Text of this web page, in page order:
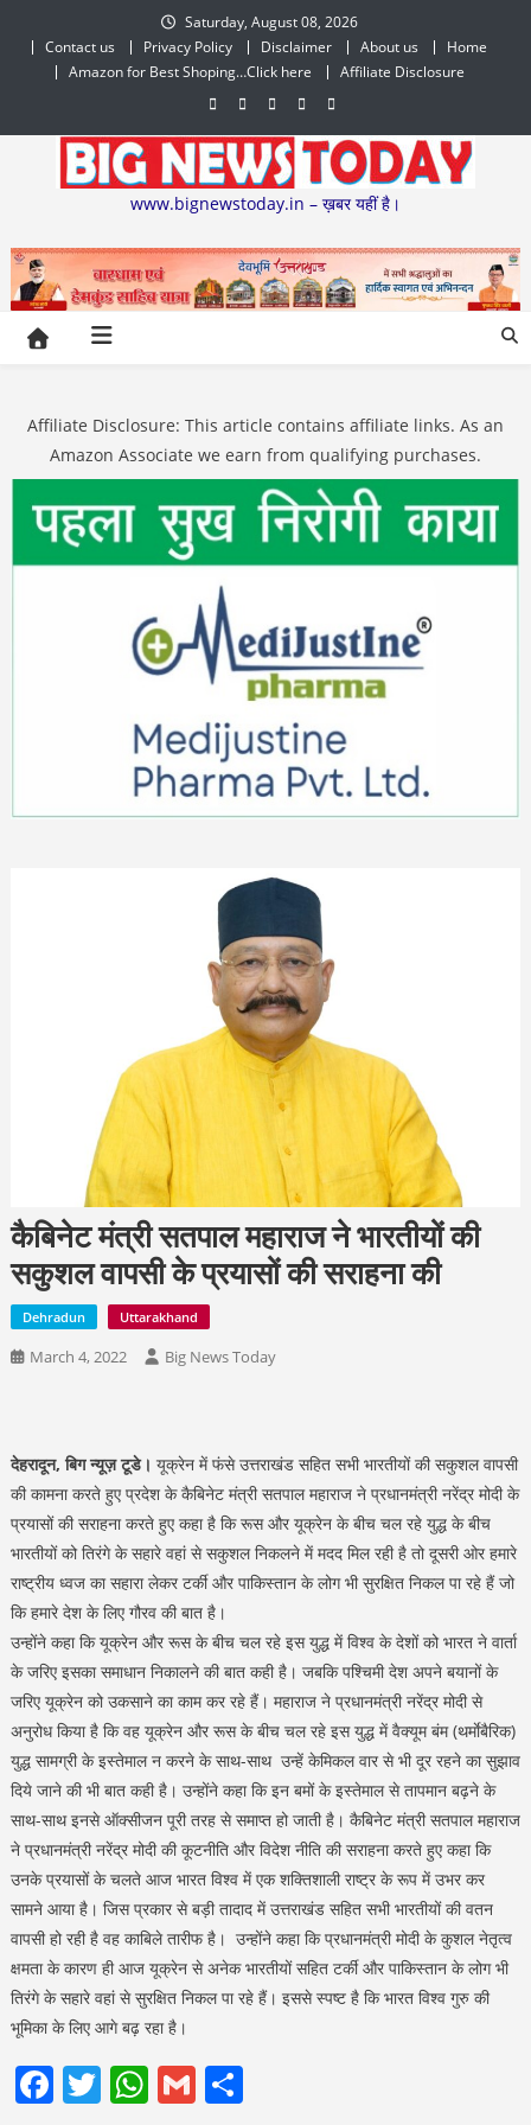
content
Saturday, August 08, 2026
Contact us
Privacy Policy Disclaimer About us
Home
Amazon for Best Shoping…Click here
Affiliate Disclosure
www.bignewstoday.in – ख़बर यहीं है।
Affiliate Disclosure: This article contains affiliate links. As an
Amazon Associate we earn from qualifying purchases.
कैबिनेट मंत्री सतपाल महाराज ने भारतीयों की
सकुशल वापसी के प्रयासों की सराहना की
Dehradun Uttarakhand
March 4, 2022 Big News Today
देहरादून, बिग न्यूज़ टूडे। यूक्रेन में फंसे उत्तराखंड सहित सभी भारतीयों की सकुशल वापसी
की कामना करते हुए प्रदेश के कैबिनेट मंत्री सतपाल महाराज ने प्रधानमंत्री नरेंद्र मोदी के
प्रयासों की सराहना करते हुए कहा है कि रूस और यूक्रेन के बीच चल रहे युद्ध के बीच
भारतीयों को तिरंगे के सहारे वहां से सकुशल निकलने में मदद मिल रही है तो दूसरी ओर हमारे
राष्ट्रीय ध्वज का सहारा लेकर टर्की और पाकिस्तान के लोग भी सुरक्षित निकल पा रहे हैं जो
कि हमारे देश के लिए गौरव की बात है।
उन्होंने कहा कि यूक्रेन और रूस के बीच चल रहे इस युद्ध में विश्व के देशों को भारत ने वार्ता
के जरिए इसका समाधान निकालने की बात कही है। जबकि पश्चिमी देश अपने बयानों के
जरिए यूक्रेन को उकसाने का काम कर रहे हैं। महाराज ने प्रधानमंत्री नरेंद्र मोदी से
अनुरोध किया है कि वह यूक्रेन और रूस के बीच चल रहे इस युद्ध में वैक्यूम बंम (थर्माेबैरिक)
युद्ध सामग्री के इस्तेमाल न करने के साथ-साथ उन्हें केमिकल वार से भी दूर रहने का सुझाव
दिये जाने की भी बात कही है। उन्होंने कहा कि इन बमों के इस्तेमाल से तापमान बढ़ने के
साथ-साथ इनसे ऑक्सीजन पूरी तरह से समाप्त हो जाती है। कैबिनेट मंत्री सतपाल महाराज
ने प्रधानमंत्री नरेंद्र मोदी की कूटनीति और विदेश नीति की सराहना करते हुए कहा कि
उनके प्रयासों के चलते आज भारत विश्व में एक शक्तिशाली राष्ट्र के रूप में उभर कर
सामने आया है। जिस प्रकार से बड़ी तादाद में उत्तराखंड सहित सभी भारतीयों की वतन
वापसी हो रही है वह काबिले तारीफ है। उन्होंने कहा कि प्रधानमंत्री मोदी के कुशल नेतृत्व
क्षमता के कारण ही आज यूक्रेन से अनेक भारतीयों सहित टर्की और पाकिस्तान के लोग भी
तिरंगे के सहारे वहां से सुरक्षित निकल पा रहे हैं। इससे स्पष्ट है कि भारत विश्व गुरु की
भूमिका के लिए आगे बढ़ रहा है।
Facebook
Twitter
WhatsApp
GmailShare